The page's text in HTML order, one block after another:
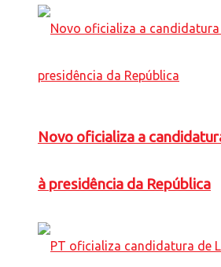
Novo oficializa a
à presidência da República